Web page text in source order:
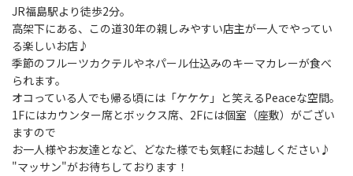
JR福島駅より徒歩2分。
高架下にある、この道30年の親しみやすい店主が一人でやってい
る楽しいお店♪
季節のフルーツカクテルやネパール仕込みのキーマカレーが食べ
られます。
オコっている人でも帰る頃には「ケケケ」と笑えるPeaceな空間。
1Fにはカウンター席とボックス席、2Fには個室（座敷）がござい
ますので
お一人様やお友達となど、どなた様でも気軽にお越しください♪
"マッサン"がお待ちしております！